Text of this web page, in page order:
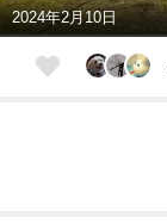
2024年2月10日